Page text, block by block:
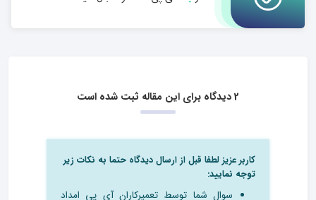
2 دیدگاه برای این مقاله ثبت شده است
کاربر عزیز لطفا قبل از ارسال دیدگاه حتما به نکات زیر
توجه نمایید:
سوال شما توسط تعمیرکاران آی پی امداد